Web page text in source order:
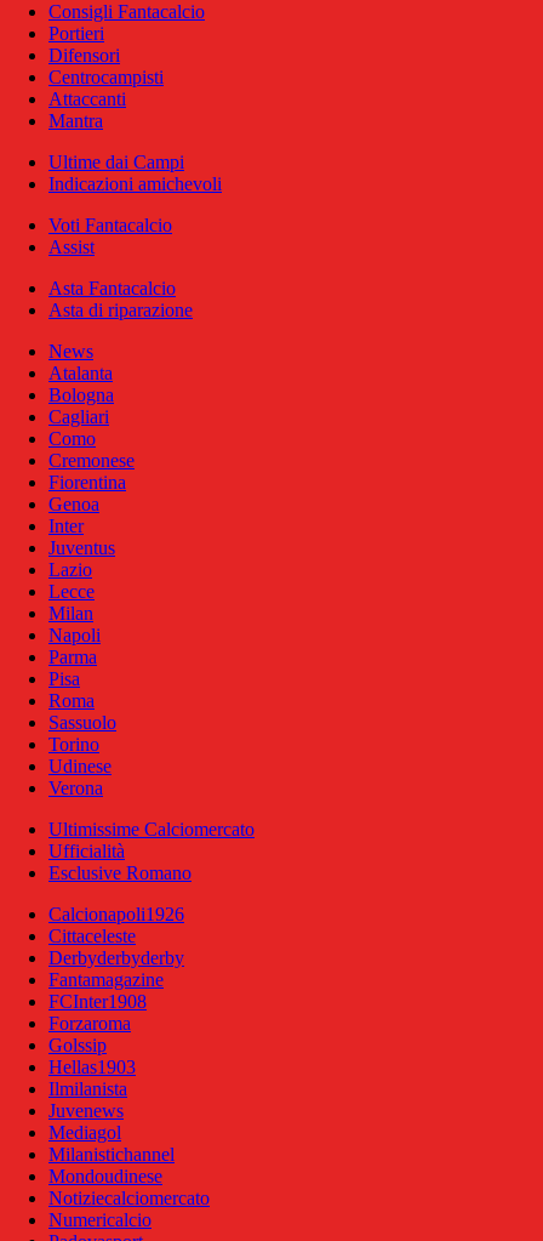
Consigli Fantacalcio
Portieri
Difensori
Centrocampisti
Attaccanti
Mantra
Ultime dai Campi
Indicazioni amichevoli
Voti Fantacalcio
Assist
Asta Fantacalcio
Asta di riparazione
News
Atalanta
Bologna
Cagliari
Como
Cremonese
Fiorentina
Genoa
Inter
Juventus
Lazio
Lecce
Milan
Napoli
Parma
Pisa
Roma
Sassuolo
Torino
Udinese
Verona
Ultimissime Calciomercato
Ufficialità
Esclusive Romano
Calcionapoli1926
Cittaceleste
Derbyderbyderby
Fantamagazine
FCInter1908
Forzaroma
Golssip
Hellas1903
Ilmilanista
Juvenews
Mediagol
Milanistichannel
Mondoudinese
Notiziecalciomercato
Numericalcio